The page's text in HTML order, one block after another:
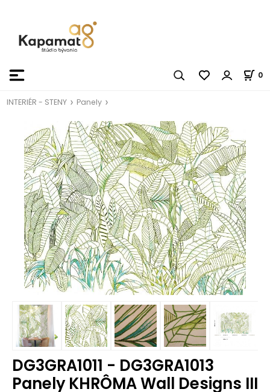
0
INTERIÉR - STENY Panely
DG3GRA1011 - DG3GRA1013
Panely KHRÔMA Wall Designs III